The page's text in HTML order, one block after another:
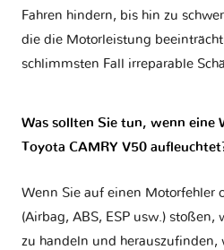
Fahren hindern, bis hin zu
die die Motorleistung
schlimmsten Fall irreparable
Was sollten Sie tun, wenn eine
Toyota CAMRY V50
Wenn Sie auf einen Motorfehler
(Airbag, ABS, ESP usw.) stoßen,
zu handeln und herauszufinden,